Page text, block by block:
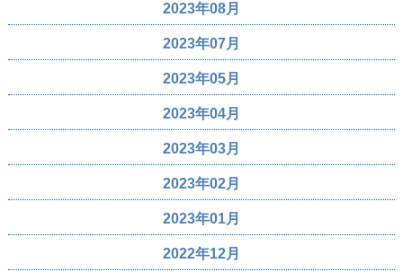
2023年08月
2023年07月
2023年05月
2023年04月
2023年03月
2023年02月
2023年01月
2022年12月